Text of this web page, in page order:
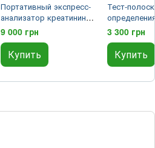
Портативный экспресс-
анализатор креатинина
RFM-202 Lysun
9 000 грн
Купить
Тест-
Eaglenos
3 300 грн
Купить